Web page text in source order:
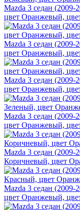
Mazda 3 седан
цвет Оранжевый,
Mazda 3 седан
цвет Оранжевый,
Mazda 3 седан
цвет Оранжевый,
Mazda 3 седан
цвет Оранжевый,
Mazda 3 седан
Коричневый, цвет
Mazda 3 седан
цвет Оранжевый,